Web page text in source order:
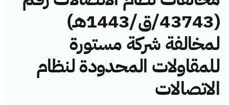
(43743/ق/1443هـ)
لمخالفة شركة مستورة
للمقاولات المحدودة لنظام
الاتصالات